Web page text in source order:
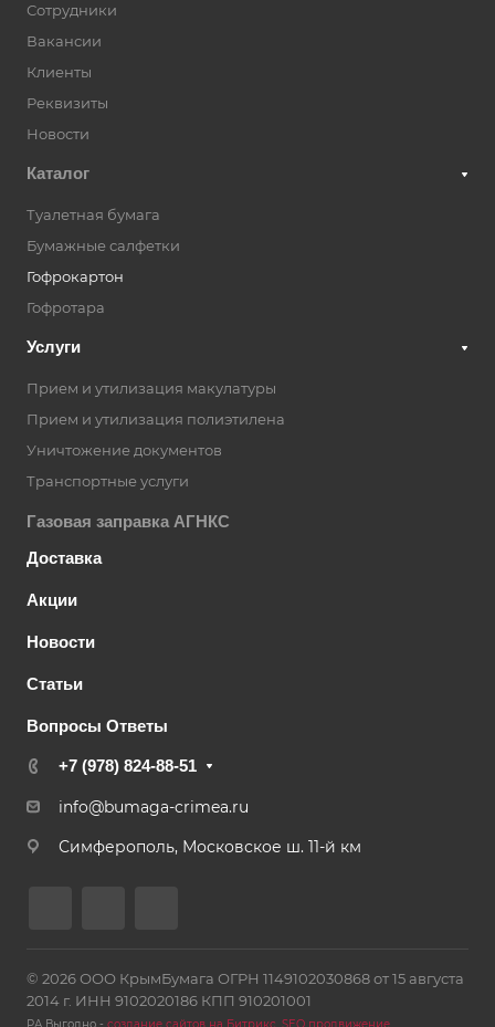
Сотрудники
Вакансии
Клиенты
Реквизиты
Новости
Каталог
Туалетная бумага
Бумажные салфетки
Гофрокартон
Гофротара
Услуги
Прием и утилизация макулатуры
Прием и утилизация полиэтилена
Уничтожение документов
Транспортные услуги
Газовая заправка АГНКС
Доставка
Акции
Новости
Статьи
Вопросы Ответы
+7 (978) 824-88-51
info@bumaga-crimea.ru
Симферополь, Московское ш. 11-й км
© 2026 ООО КрымБумага ОГРН 1149102030868 от 15 августа
2014 г. ИНН 9102020186 КПП 910201001